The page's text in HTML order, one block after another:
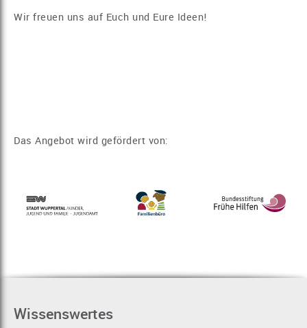
Wir freuen uns auf Euch und Eure Ideen!
Das Angebot wird gefördert von:
Wissenswertes